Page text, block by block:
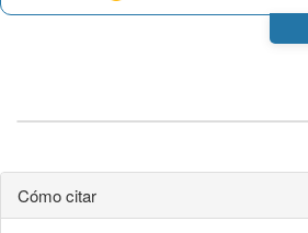
Cómo citar